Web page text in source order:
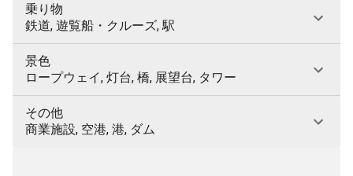
乗り物
鉄道, 遊覧船・クルーズ, 駅
景色
ロープウェイ, 灯台, 橋, 展望台, タワー
その他
商業施設, 空港, 港, ダム